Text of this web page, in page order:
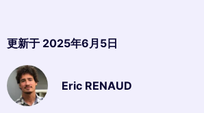
更新于 2025年6月5日
Eric RENAUD